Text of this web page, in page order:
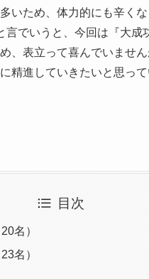
いため、体力的にも辛く
でいうと、今回は『大成
、表立って喜んでいませ
精進していきたいと思って
目次
名）
名）